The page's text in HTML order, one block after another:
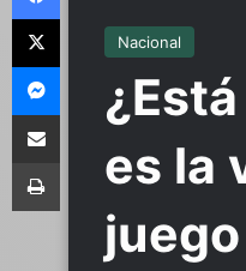
Nacional
es la
X
Messenger
Compartir por email
Imprimir